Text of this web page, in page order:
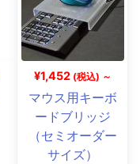
¥1,452 (税込) ～
マウス用キーボ
ードブリッジ
（セミオーダー
サイズ）